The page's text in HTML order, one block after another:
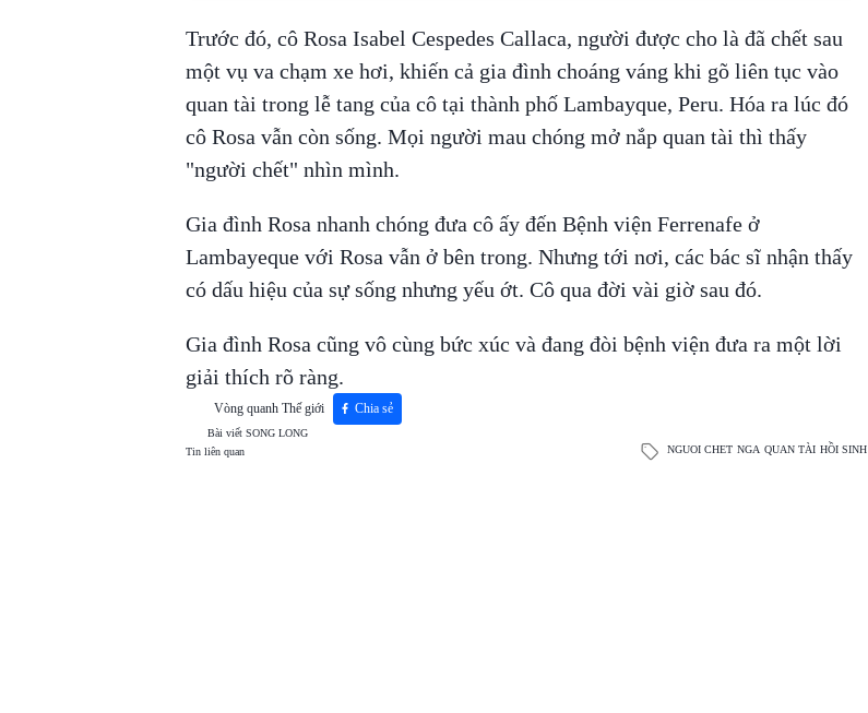
Trước đó, cô Rosa Isabel Cespedes Callaca, người được cho là đã chết sau
một vụ va chạm xe hơi, khiến cả gia đình choáng váng khi gõ liên tục vào
quan tài trong lễ tang của cô tại thành phố Lambayque, Peru. Hóa ra lúc đó
cô Rosa vẫn còn sống. Mọi người mau chóng mở nắp quan tài thì thấy
"người chết" nhìn mình.
Gia đình Rosa nhanh chóng đưa cô ấy đến Bệnh viện Ferrenafe ở
Lambayeque với Rosa vẫn ở bên trong. Nhưng tới nơi, các bác sĩ nhận thấy
có dấu hiệu của sự sống nhưng yếu ớt. Cô qua đời vài giờ sau đó.
Gia đình Rosa cũng vô cùng bức xúc và đang đòi bệnh viện đưa ra một lời
giải thích rõ ràng.
Vòng quanh Thế giới Chia sẻ
Bài viết SONG LONG
Tin liên quan
NGUOI CHET NGA QUAN TÀI HỒI SINH